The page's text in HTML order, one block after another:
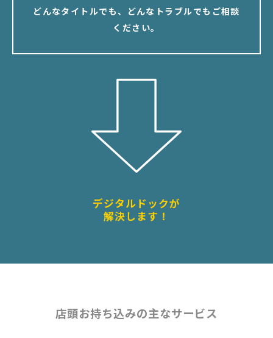
どんなタイトルでも、どんなトラブルでもご相談
ください。
デジタルドックが
解決します！
店頭お持ち込みの主なサービス